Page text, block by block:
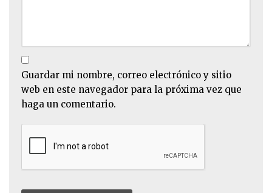
Guardar mi nombre, correo electrónico y sitio
web en este navegador para la próxima vez que
haga un comentario.